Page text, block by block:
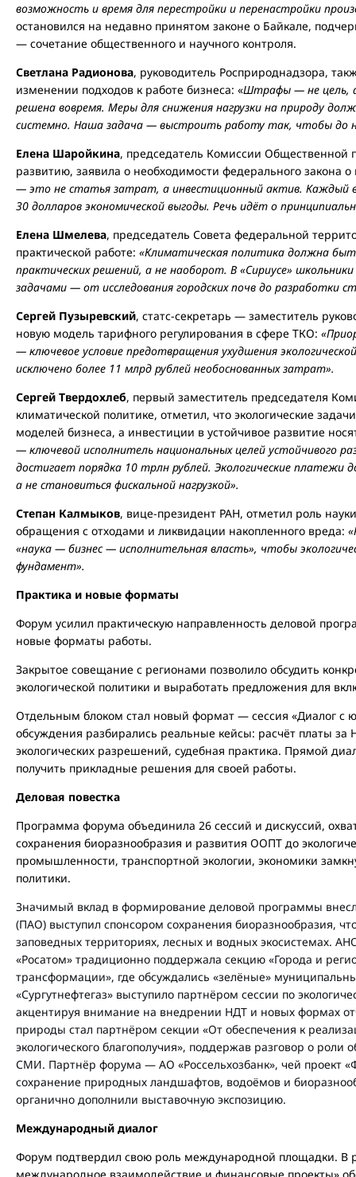
возможность и время для перестройки и перенастройки
остановился на недавно принятом законе о Байкале,
— сочетание общественного и научного контроля.
Светлана Радионова, руководитель Росприроднадзора,
изменении подходов к работе бизнеса: «Штрафы — не цель,
решена вовремя. Меры для снижения нагрузки на природу
системно. Наша задача — выстроить работу так, чтобы до
Елена Шаройкина, председатель Комиссии Общественной
развитию, заявила о необходимости федерального закона
— это не статья затрат, а инвестиционный актив. Каждый
30 долларов экономической выгоды. Речь идёт о
Елена Шмелева, председатель Совета федеральной
практической работе: «Климатическая политика должна
практических решений, а не наоборот. В «Сириусе»
задачами — от исследования городских почв до разработки
Сергей Пузыревский, статс-секретарь — заместитель
новую модель тарифного регулирования в сфере ТКО:
— ключевое условие предотвращения ухудшения
исключено более 11 млрд рублей необоснованных затрат».
Сергей Твердохлеб, первый заместитель председателя
климатической политике, отметил, что экологические
моделей бизнеса, а инвестиции в устойчивое развитие
— ключевой исполнитель национальных целей устойчивого
достигает порядка 10 трлн рублей. Экологические
а не становиться фискальной нагрузкой».
Степан Калмыков, вице-президент РАН, отметил роль
обращения с отходами и ликвидации накопленного вреда:
«наука — бизнес — исполнительная власть», чтобы
фундамент».
Практика и новые форматы
Форум усилил практическую направленность деловой
новые форматы работы.
Закрытое совещание с регионами позволило обсудить
экологической политики и выработать предложения для
Отдельным блоком стал новый формат — сессия «Диалог с
обсуждения разбирались реальные кейсы: расчёт платы
экологических разрешений, судебная практика. Прямой
получить прикладные решения для своей работы.
Деловая повестка
Программа форума объединила 26 сессий и дискуссий,
сохранения биоразнообразия и развития ООПТ до
промышленности, транспортной экологии, экономики
политики.
Значимый вклад в формирование деловой программы
(ПАО) выступил спонсором сохранения биоразнообразия,
заповедных территориях, лесных и водных экосистемах.
«Росатом» традиционно поддержала секцию «Города и
трансформации», где обсуждались «зелёные»
«Сургутнефтегаз» выступило партнёром сессии по
акцентируя внимание на внедрении НДТ и новых формах
природы стал партнёром секции «От обеспечения к
экологического благополучия», поддержав разговор о
СМИ. Партнёр форума — АО «Россельхозбанк», чей проект
сохранение природных ландшафтов, водоёмов и
органично дополнили выставочную экспозицию.
Международный диалог
Форум подтвердил свою роль международной площадки. В